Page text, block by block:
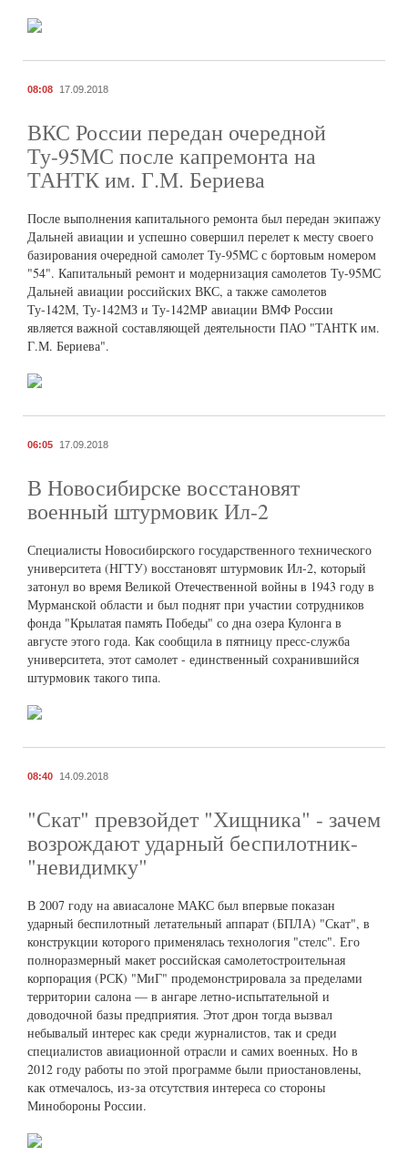
08:08 17.09.2018
ВКС России передан очередной
Ту-95МС после капремонта на
ТАНТК им. Г.М. Бериева
После выполнения капитального ремонта был передан экипажу
Дальней авиации и успешно совершил перелет к месту своего
базирования очередной самолет Ту-95МС с бортовым номером
"54". Капитальный ремонт и модернизация самолетов Ту-95МС
Дальней авиации российских ВКС, а также самолетов
Ту-142М, Ту-142МЗ и Ту-142МР авиации ВМФ России
является важной составляющей деятельности ПАО "ТАНТК им.
Г.М. Бериева".
06:05 17.09.2018
В Новосибирске восстановят
военный штурмовик Ил-2
Специалисты Новосибирского государственного технического
университета (НГТУ) восстановят штурмовик Ил-2, который
затонул во время Великой Отечественной войны в 1943 году в
Мурманской области и был поднят при участии сотрудников
фонда "Крылатая память Победы" со дна озера Кулонга в
августе этого года. Как сообщила в пятницу пресс-служба
университета, этот самолет - единственный сохранившийся
штурмовик такого типа.
08:40 14.09.2018
"Скат" превзойдет "Хищника" - зачем
возрождают ударный беспилотник-
"невидимку"
В 2007 году на авиасалоне МАКС был впервые показан
ударный беспилотный летательный аппарат (БПЛА) "Скат", в
конструкции которого применялась технология "стелс". Его
полноразмерный макет российская самолетостроительная
корпорация (РСК) "МиГ" продемонстрировала за пределами
территории салона — в ангаре летно-испытательной и
доводочной базы предприятия. Этот дрон тогда вызвал
небывалый интерес как среди журналистов, так и среди
специалистов авиационной отрасли и самих военных. Но в
2012 году работы по этой программе были приостановлены,
как отмечалось, из-за отсутствия интереса со стороны
Минобороны России.